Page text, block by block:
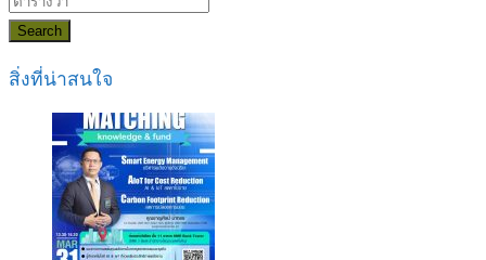
Search
สิ่งที่น่าสนใจ